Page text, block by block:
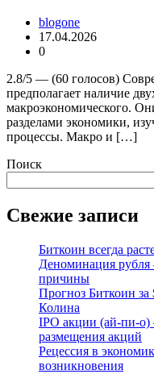
blogone
17.04.2026
0
2.8/5 — (60 голосов)
предполагает наличие
макроэкономического.
разделами экономики,
процессы. Макро и […]
Поиск
Свежие записи
Биткоин всегда
Деноминация рубля
причины
Прогноз Биткоин
Колина
IPO акции (ай-пи-
размещения акций
Рецессия в
возникновения